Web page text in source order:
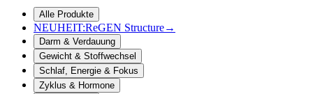
Alle Produkte
NEUHEIT:ReGEN Structure→
Darm & Verdauung
Gewicht & Stoffwechsel
Schlaf, Energie & Fokus
Zyklus & Hormone